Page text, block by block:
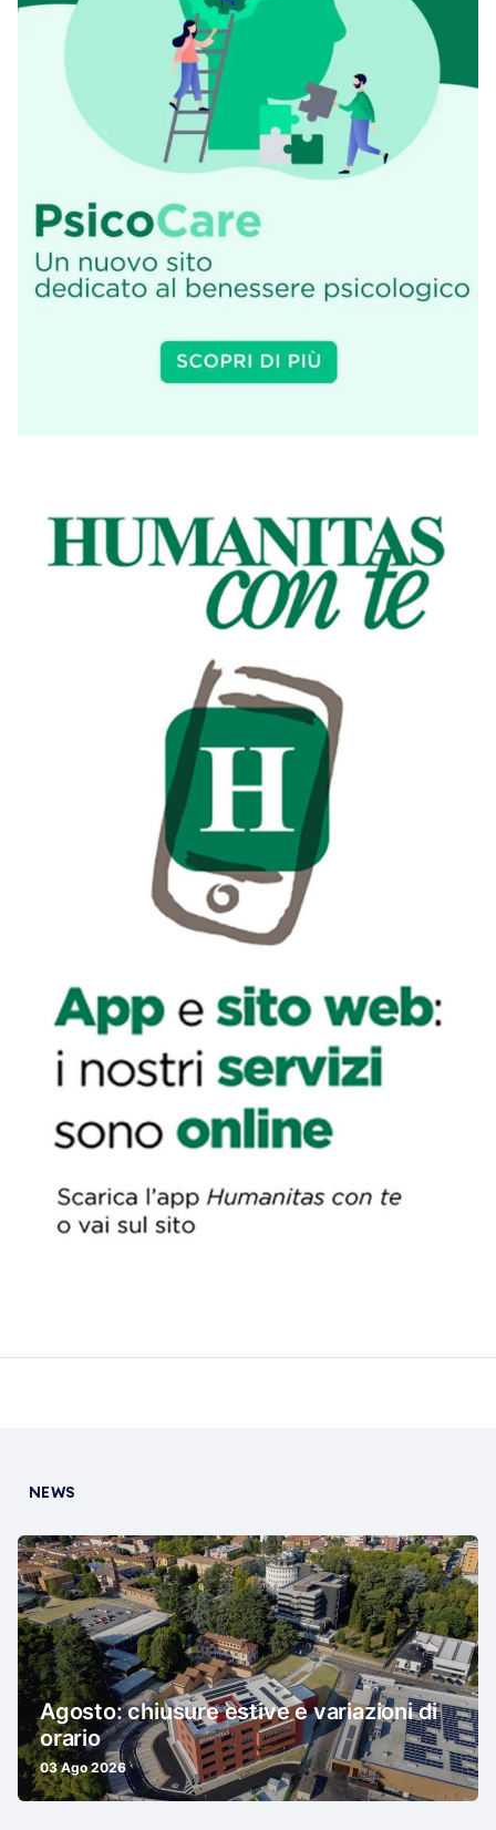
NEWS
Agosto: chiusure estive e variazioni di
orario
03 Ago 2026